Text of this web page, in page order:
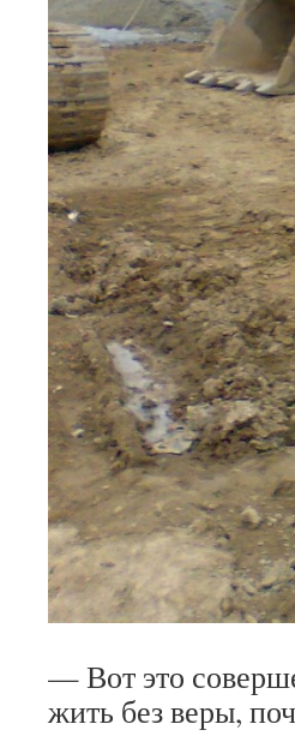
— Вот это
жить без веры,